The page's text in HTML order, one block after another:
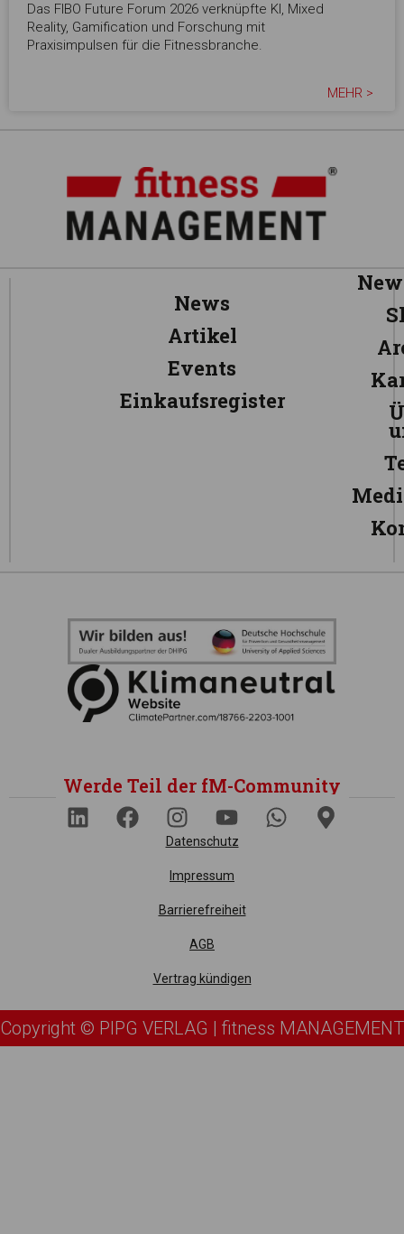
Das FIBO Future Forum 2026 verknüpfte KI, Mixed
Reality, Gamification und Forschung mit
Praxisimpulsen für die Fitnessbranche.
MEHR >
News
Artikel
Events
Einkaufsregister
Werde Teil der fM-Community
Datenschutz
Impressum
Barrierefreiheit
AGB
Vertrag kündigen
Copyright © PIPG VERLAG | fitness MANAGEMENT